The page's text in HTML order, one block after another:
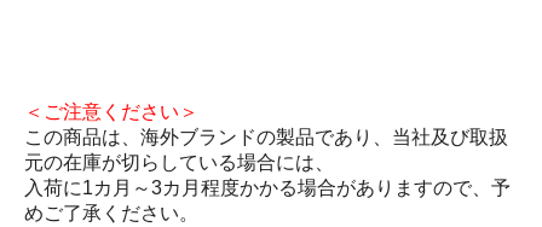
＜ご注意ください＞
この商品は、海外ブランドの製品であり、当社及び取扱
元の在庫が切らしている場合には、
入荷に1カ月～3カ月程度かかる場合がありますので、予
めご了承ください。